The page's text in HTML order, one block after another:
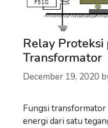
Relay Proteksi
Transformator
December 19, 2020
Fungsi transformator
energi dari satu